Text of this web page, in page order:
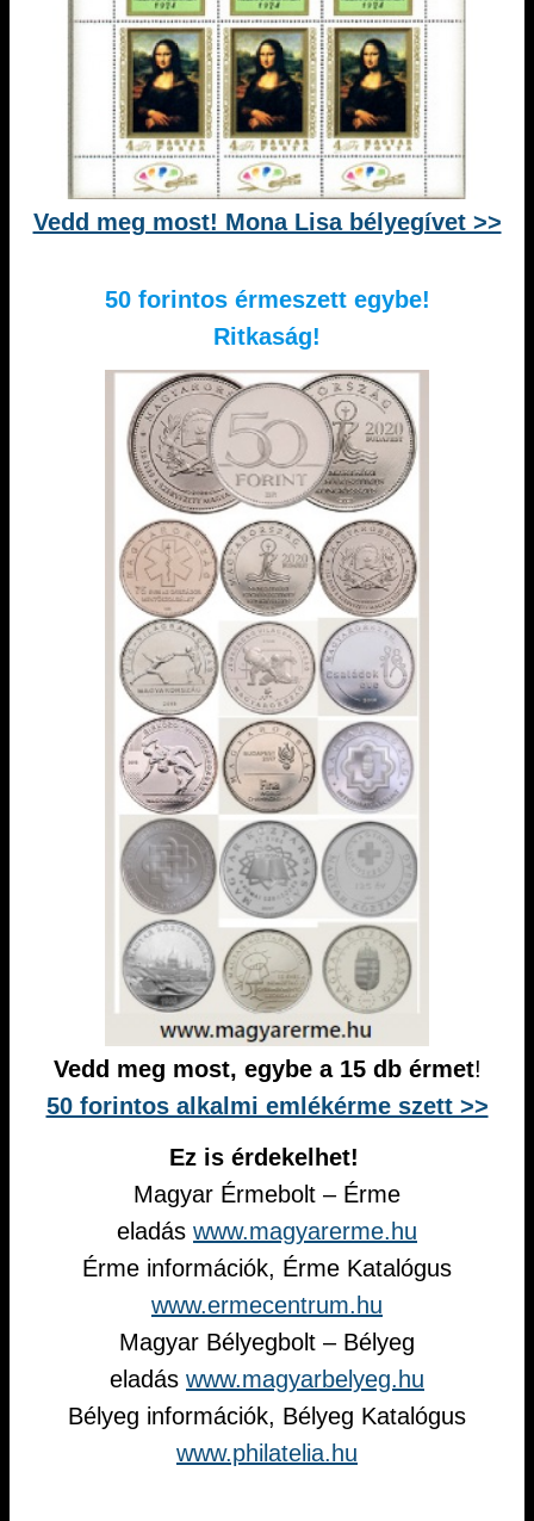
Vedd meg most! Mona Lisa bélyegívet >>
50 forintos érmeszett egybe!
Ritkaság!
Vedd meg most, egybe a 15 db érmet!
50 forintos alkalmi emlékérme szett >>
Ez is érdekelhet!
Magyar Érmebolt – Érme
eladás www.magyarerme.hu
Érme információk, Érme Katalógus
www.ermecentrum.hu
Magyar Bélyegbolt – Bélyeg
eladás www.magyarbelyeg.hu
Bélyeg információk, Bélyeg Katalógus
www.philatelia.hu